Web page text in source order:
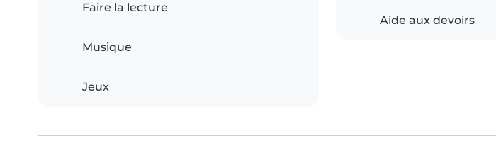
Faire la lecture
Musique
Jeux
Aide aux devoirs